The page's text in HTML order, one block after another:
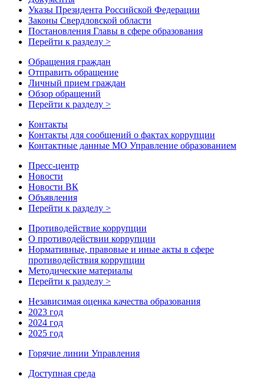
Указы Президента Российской Федерации
Законы Свердловской области
Постановления Главы в сфере образования
Перейти к разделу >
Обращения граждан
Отправить обращение
Личный прием граждан
Обзор обращений
Перейти к разделу >
Контакты
Контакты для сообщений о фактах коррупции
Контактные данные МО Управление образованием
Пресс-центр
Новости
Новости ВК
Объявления
Перейти к разделу >
Противодействие коррупции
О противодействии коррупции
Нормативные, правовые и иные акты в сфере
противодействия коррупции
Методические материалы
Перейти к разделу >
Независимая оценка качества образования
2023 год
2024 год
2025 год
Горячие линии Управления
Доступная среда